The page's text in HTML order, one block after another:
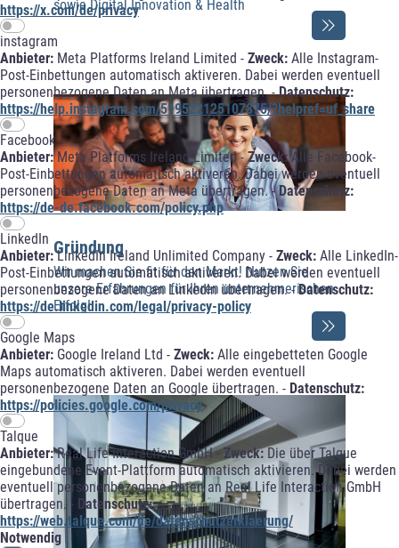
https://x.com/de/privacy
instagram
Anbieter: Meta Platforms Ireland Limited - Zweck: Alle Instagram-
Post-Einbettungen automatisch aktiveren. Dabei werden eventuell
personenbezogene Daten an Meta übertragen. -Datenschutz:
https://help.instagram.com/519522125107875/?helpref=uf_share
Facebook
Anbieter:Meta Platforms Ireland Limited -Zweck:Alle Facebook-
Post-Einbettungen automatisch aktiveren. Dabei werden eventuell
personenbezogene Daten an Meta übertragen. -Datenschutz:
https://de-de.facebook.com/policy.php
LinkedIn
Anbieter:LinkedIn Ireland Unlimited Company - Zweck: Alle LinkedIn-
Post-Einbettungen automatisch aktiveren. Dabei werden eventuell
personenbezogene Daten an LinkedIn übertragen. -Datenschutz:
https://de.linkedin.com/legal/privacy-policy
Google Maps
Anbieter: Google Ireland Ltd - Zweck: Alle eingebetteten Google
Maps automatisch aktiveren. Dabei werden eventuell
personenbezogene Daten an Google übertragen. - Datenschutz:
https://policies.google.com/privacy
Talque
Anbieter:Real Life Interaction GmbH -Zweck:Die über Talque
eingebundene Event-Plattform automatisch aktivieren. Dabei werden
eventuell personenbezogene Daten an Real Life Interaction GmbH
übertragen. - Datenschutz:
https://web.talque.com/de/datenschutzerklaerung/
Notwendig
sowie Digital Innovation & Health
Gründung
Wir machen Sie fit für den Markt! Nutzen Sie
unsere Erfahrungen für Ihren unternehmerischen
Erfolg!